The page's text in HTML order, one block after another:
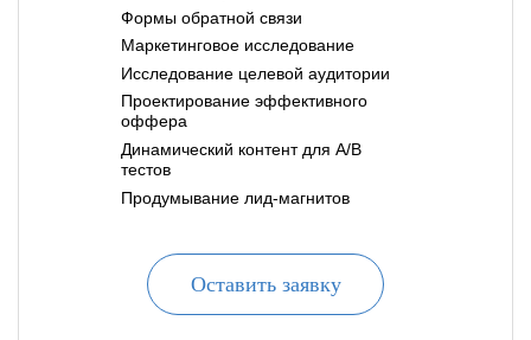
Формы обратной связи
Маркетинговое исследование
Исследование целевой аудитории
Проектирование эффективного
оффера
Динамический контент для A/B
тестов
Продумывание лид-магнитов
Оставить заявку